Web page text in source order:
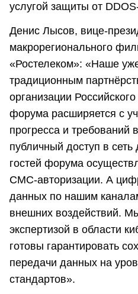
услугой защиты от
Денис Лысов, вице-
макрорегионального
«Ростелеком»: «Наше
традиционным
организации
форума расширяется с
прогресса и требований
публичный доступ в сеть
гостей форума
СМС-авторизации. А
данных по нашим
внешних воздействий.
экспертизой в области
готовы гарантировать
передачи данных на
стандартов».